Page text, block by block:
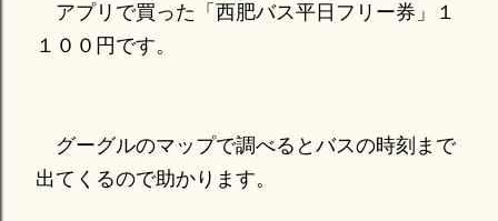
アプリで買った「西肥バス平日フリー券」１
１００円です。
グーグルのマップで調べるとバスの時刻まで
出てくるので助かります。